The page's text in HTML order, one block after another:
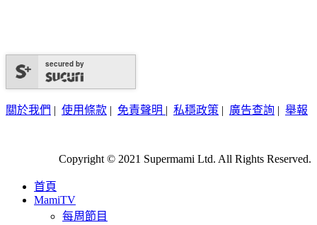
secured by
關於我們 | 使用條款 | 免責聲明 | 私穩政策 | 廣告查詢 | 舉報
Copyright © 2021 Supermami Ltd. All Rights Reserved.
首頁
MamiTV
每周節目